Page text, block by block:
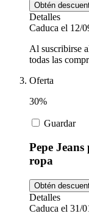
Obtén
Detalles
Caduca el 12/
Al suscribirse
todas las
Oferta
30%
Guardar
Pepe
ropa
Obtén
Detalles
Caduca el 31/